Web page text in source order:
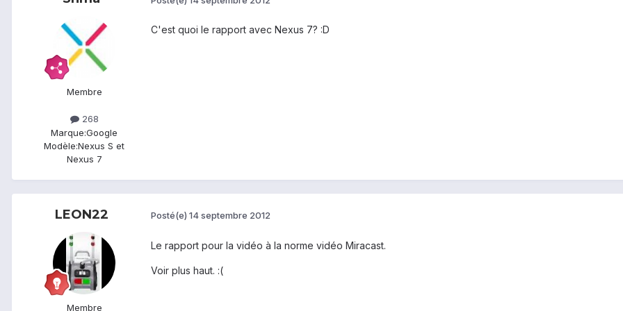
Membre
268
Marque:Google
Modèle:Nexus S et
Nexus 7
C'est quoi le rapport avec Nexus 7? :D
LEON22
Membre
Posté(e) 14 septembre 2012
Le rapport pour la vidéo à la norme vidéo Miracast.
Voir plus haut. :(